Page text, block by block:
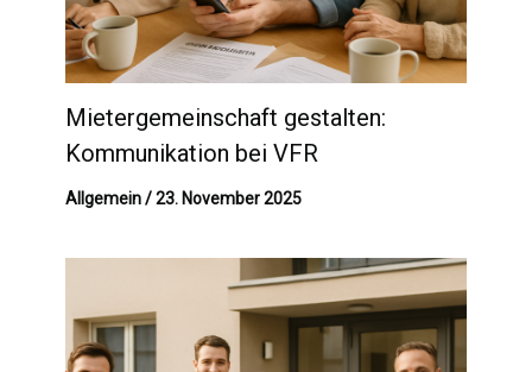
Mietergemeinschaft gestalten:
Kommunikation bei VFR
Allgemein/23. November 2025